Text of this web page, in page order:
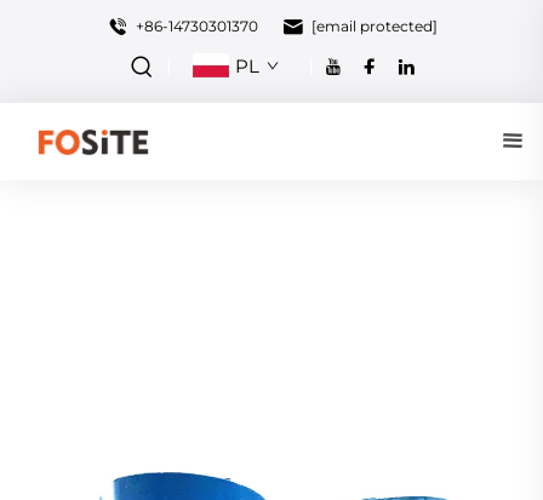
+86-14730301370 [email protected]
PL